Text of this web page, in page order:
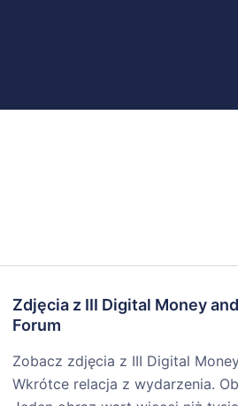
Zdjęcia z III Digital Money
Forum
Zobacz zdjęcia z III Digital
Wkrótce relacja z wydarzenia.